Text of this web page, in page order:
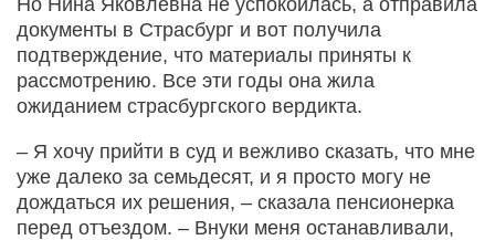
документы в Страсбург и вот получила
подтверждение, что материалы приняты к
рассмотрению. Все эти годы она жила
ожиданием страсбургского вердикта.
– Я хочу прийти в суд и вежливо сказать, что мне
уже далеко за семьдесят, и я просто могу не
дождаться их решения, – сказала пенсионерка
перед отъездом. – Внуки меня останавливали,